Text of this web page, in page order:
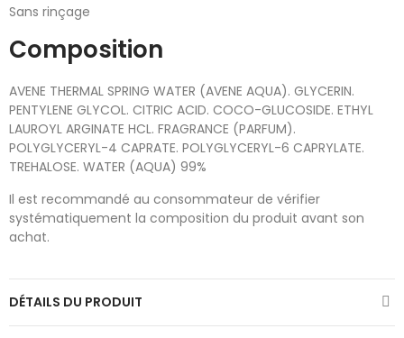
Sans rinçage
Composition
AVENE THERMAL SPRING WATER (AVENE AQUA). GLYCERIN.
PENTYLENE GLYCOL. CITRIC ACID. COCO-GLUCOSIDE. ETHYL
LAUROYL ARGINATE HCL. FRAGRANCE (PARFUM).
POLYGLYCERYL-4 CAPRATE. POLYGLYCERYL-6 CAPRYLATE.
TREHALOSE. WATER (AQUA) 99%
Il est recommandé au consommateur de vérifier
systématiquement la composition du produit avant son
achat.
DÉTAILS DU PRODUIT